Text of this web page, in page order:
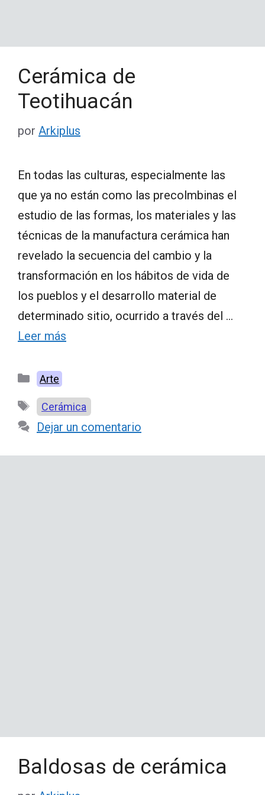
Cerámica de
Teotihuacán
por Arkiplus
En todas las culturas, especialmente las
que ya no están como las precolmbinas el
estudio de las formas, los materiales y las
técnicas de la manufactura cerámica han
revelado la secuencia del cambio y la
transformación en los hábitos de vida de
los pueblos y el desarrollo material de
determinado sitio, ocurrido a través del …
Leer más
Categorías
Arte
Etiquetas
Cerámica
Dejar un comentario
Baldosas de cerámica